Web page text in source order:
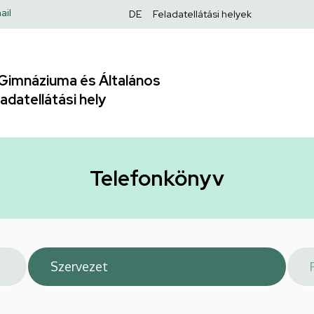
Felső
DE Feladatellátási helyek
és Általános
hely
Telefonkönyv